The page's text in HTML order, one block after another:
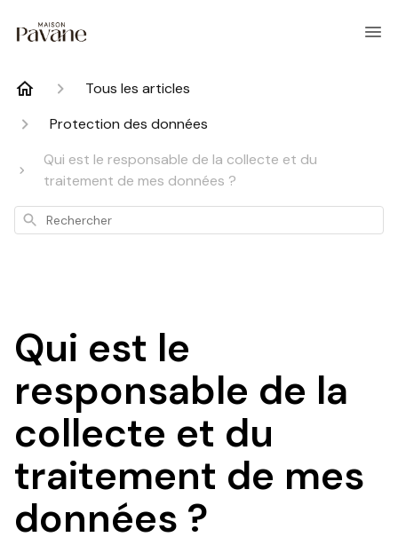
Tous les articles
Protection des données
Qui est le responsable de la collecte et du
traitement de mes données ?
Rechercher
Qui est le
responsable de la
collecte et du
traitement de mes
données ?